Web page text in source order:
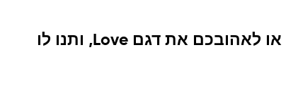
העניקו לעצמכם או לאהובכם את דגם Love, ותנו לו